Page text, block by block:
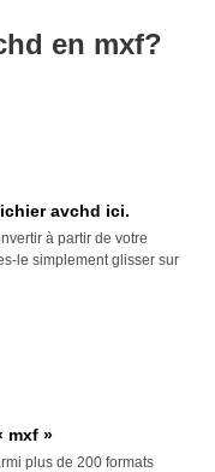
en mxf?
avchd ici.
à partir de votre
le simplement glisser sur
mxf »
plus de 200 formats